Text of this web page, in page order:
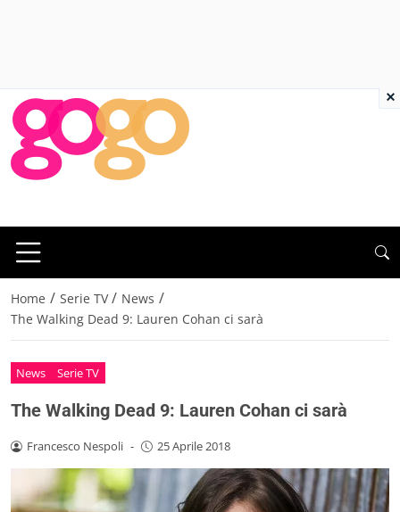
Home / Serie TV / News /
The Walking Dead 9: Lauren Cohan ci sarà
News Serie TV
The Walking Dead 9: Lauren Cohan ci sarà
Francesco Nespoli - 25 Aprile 2018
×